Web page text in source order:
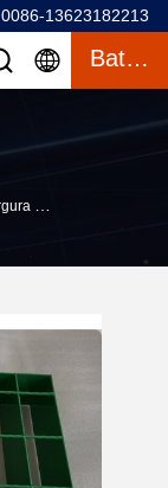
0086-13623182213
Bate-Papo
Para Piso De Passadeiro